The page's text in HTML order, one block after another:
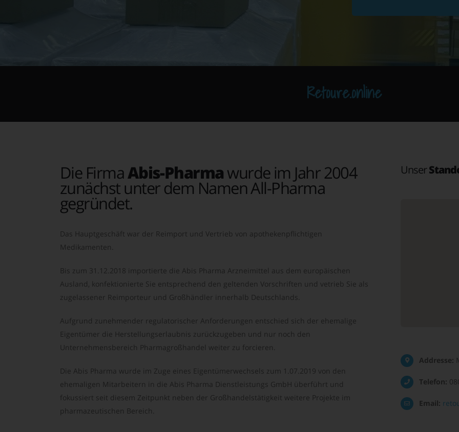
Retoure.online
Die FirmaAbis-Pharmawurde im Jahr 2004
zunächst unter dem Namen All-Pharma
gegründet.
Das Hauptgeschäft war der Reimport und Vertrieb von apothekenpflichtigen
Medikamenten.
Bis zum 31.12.2018 importierte die Abis Pharma Arzneimittel aus dem europäischen
Ausland, konfektionierte Sie entsprechend den geltenden Vorschriften und vetrieb Sie als
zugelassener Reimporteur und Großhändler innerhalb Deutschlands.
Aufgrund zunehmender regulatorischer Anforderungen entschied sich der ehemalige
Eigentümer die Herstellungserlaubnis zurückzugeben und nur noch den
Unternehmensbereich Pharmagroßhandel weiter zu forcieren.
Die Abis Pharma wurde im Zuge eines Eigentümerwechsels zum 1.07.2019 von den
ehemaligen Mitarbeitern in die Abis Pharma Dienstleistungs GmbH überführt und
fokussiert seit diesem Zeitpunkt neben der Großhandelstätigkeit weitere Projekte im
pharmazeutischen Bereich.
Unser
Addresse:
Telefon:
Email: